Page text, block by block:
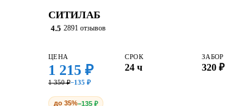
СИТИЛАБ
4.5 2891 отзывов
ЦЕНА
1 215 ₽
1 350 ₽−135 ₽
СРОК
24 ч
ЗАБОР
320 ₽
до 35%−135 ₽